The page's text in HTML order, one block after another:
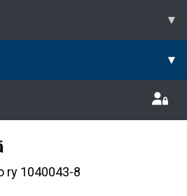
▾
▾
ry 1040043-8